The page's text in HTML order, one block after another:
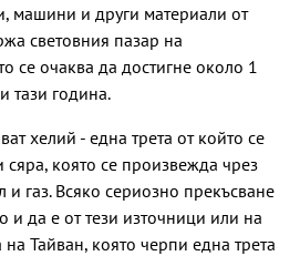
машини и други материали от
световния пазар на
се очаква да достигне около 1
тази година.
хелий - една трета от който се
сяра, която се произвежда чрез
газ. Всяко сериозно прекъсване
и да е от тези източници или на
Тайван, която черпи една трета